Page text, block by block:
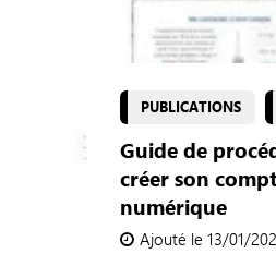
PUBLICATIONS
Guide de
créer son
numérique
Ajouté le 13/01/